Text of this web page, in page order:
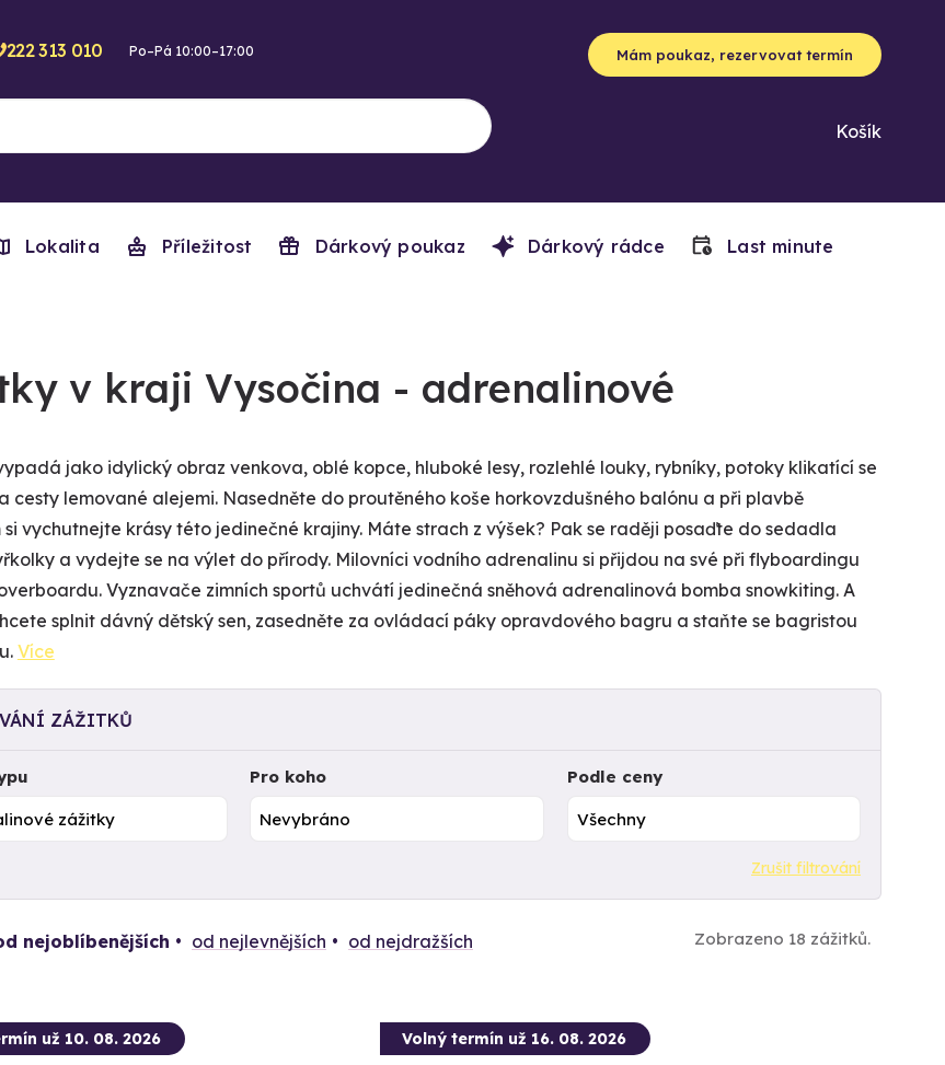
222 313 010 Po–Pá 10:00–17:00 Mám poukaz, rezervovat termín
Košík
Lokalita Příležitost Dárkový poukaz Dárkový rádce Last minute
v kraji Vysočina - adrenalinové
jako idylický obraz venkova, oblé kopce, hluboké lesy, rozlehlé louky, rybníky, potoky klikatící se
cesty lemované alejemi. Nasedněte do proutěného koše horkovzdušného balónu a při plavbě
si vychutnejte krásy této jedinečné krajiny. Máte strach z výšek? Pak se raději posaďte do sedadla
a vydejte se na výlet do přírody. Milovníci vodního adrenalinu si přijdou na své při flyboardingu
Vyznavače zimních sportů uchvátí jedinečná sněhová adrenalinová bomba snowkiting. A
splnit dávný dětský sen, zasedněte za ovládací páky opravdového bagru a staňte se bagristou
Více
ZÁŽITKŮ
Pro koho Podle ceny
Zrušit filtrování
nejoblíbenějších od nejlevnějších od nejdražších Zobrazeno 18 zážitků.
už 10. 08. 2026 Volný termín už 16. 08. 2026